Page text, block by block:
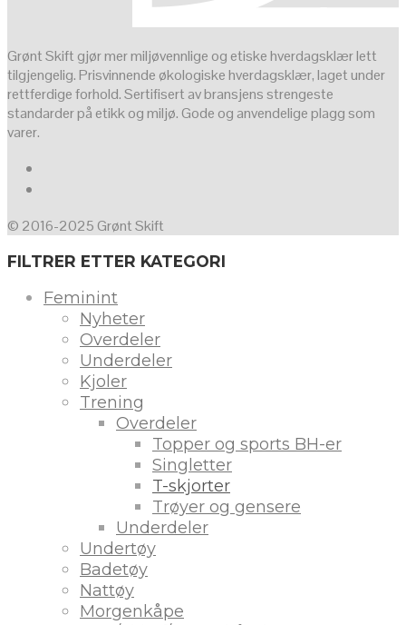
Grønt Skift gjør mer miljøvennlige og etiske hverdagsklær lett
tilgjengelig. Prisvinnende økologiske hverdagsklær, laget under
rettferdige forhold. Sertifisert av bransjens strengeste
standarder på etikk og miljø. Gode og anvendelige plagg som
varer.
© 2016-2025 Grønt Skift
FILTRER ETTER KATEGORI
Feminint
Nyheter
Overdeler
Underdeler
Kjoler
Trening
Overdeler
Topper og sports BH-er
Singletter
T-skjorter
Trøyer og gensere
Underdeler
Undertøy
Badetøy
Nattøy
Morgenkåpe